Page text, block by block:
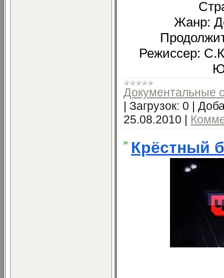
Жанр:
Режиссер:
Документальные
Загрузок: 0
25.08.2010
Крёстный